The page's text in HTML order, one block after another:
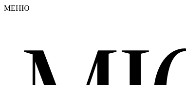
МЕНЮ